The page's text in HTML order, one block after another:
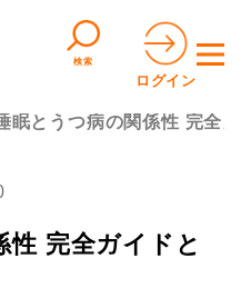
検索
ログイン
眠とうつ病の関係性 完全ガ
性 完全ガイドと